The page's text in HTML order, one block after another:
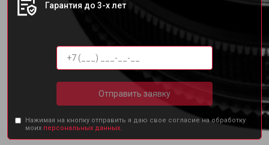
Гарантия до 3-х лет
Отправить заявку
Нажимая на кнопку отправить я даю свое согласие на обработку
моих персональных данных.